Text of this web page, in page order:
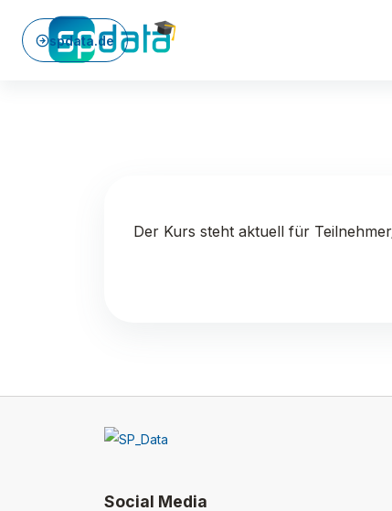
spdata.de
Der Kurs steht aktuell für
Social Media